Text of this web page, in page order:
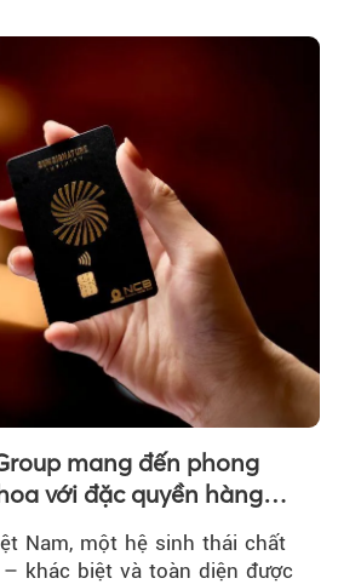
mang đến phong
với đặc quyền hàng
Nam, một hệ sinh thái chất
khác biệt và toàn diện được